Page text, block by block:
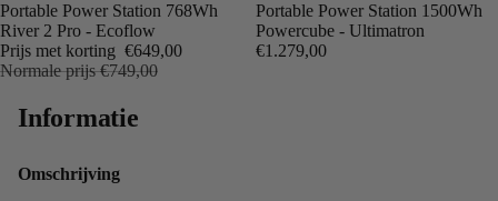
Uitverkocht
Portable Power Station 768Wh
River 2 Pro - Ecoflow
Prijs met korting €649,00
Normale prijs€749,00
Portable Power Station 1500Wh
Powercube - Ultimatron
€1.279,00
Informatie
Omschrijving